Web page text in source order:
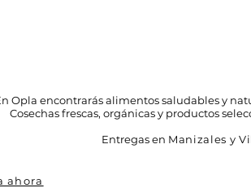
Opla encontrarás alimentos saludables y
Cosechas frescas, orgánicas y productos
Entregas en Manizales y
ahora